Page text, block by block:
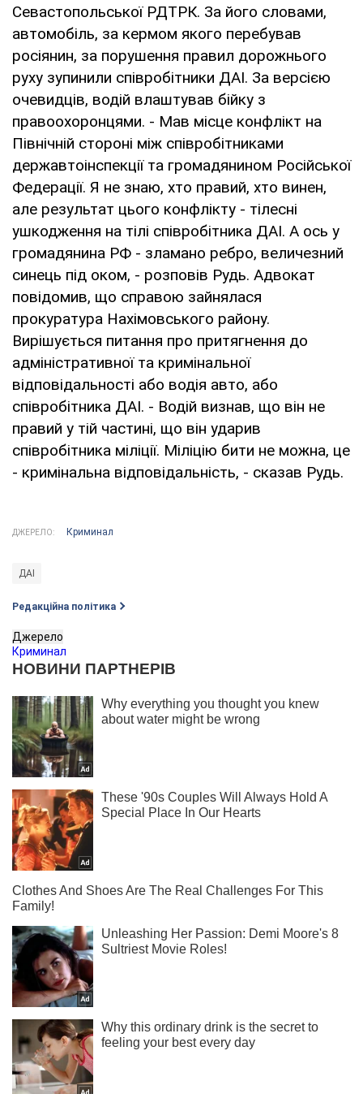
Севастопольської РДТРК. За його словами,
автомобіль, за кермом якого перебував
росіянин, за порушення правил дорожнього
руху зупинили співробітники ДАІ. За версією
очевидців, водій влаштував бійку з
правоохоронцями. - Мав місце конфлікт на
Північній стороні між співробітниками
державтоінспекції та громадянином Російської
Федерації. Я не знаю, хто правий, хто винен,
але результат цього конфлікту - тілесні
ушкодження на тілі співробітника ДАІ. А ось у
громадянина РФ - зламано ребро, величезний
синець під оком, - розповів Рудь. Адвокат
повідомив, що справою зайнялася
прокуратура Нахімовського району.
Вирішується питання про притягнення до
адміністративної та кримінальної
відповідальності або водія авто, або
співробітника ДАІ. - Водій визнав, що він не
правий у тій частині, що він ударив
співробітника міліції. Міліцію бити не можна, це
- кримінальна відповідальність, - сказав Рудь.
ДЖЕРЕЛО: Криминал
ДАІ
Редакційна політика
Джерело
Криминал